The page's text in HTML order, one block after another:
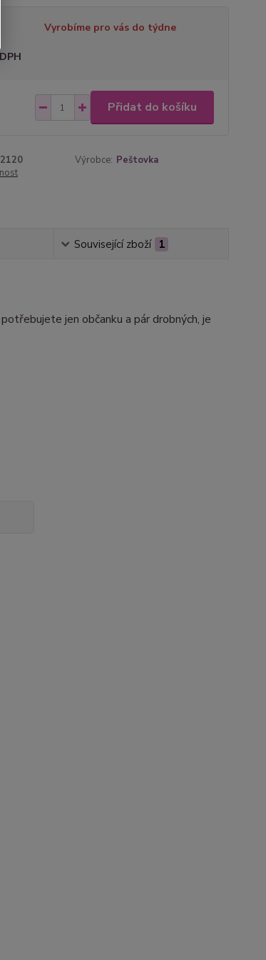
Vyrobíme pro vás do týdne
Přidat do košíku
Výrobce: Peštovka
Související zboží 1
jen občanku a pár drobných, je